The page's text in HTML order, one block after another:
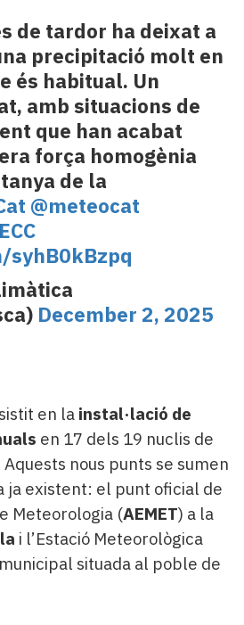
de tardor ha deixat a
precipitació molt en
és habitual. Un
amb situacions de
que han acabat
força homogènia
de la
@meteocat
syhB0kBzpq
December 2, 2025
en la instal·lació de
en 17 dels 19 nuclis de
nous punts se sumen
ja existent: el punt oficial de
Meteorologia (AEMET) a la
i l’Estació Meteorològica
situada al poble de